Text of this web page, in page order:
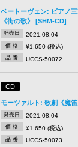
ベートーヴェン: ピアノ
《街の歌》 [SHM-CD]
発売日 2021.08.04
価 格 ¥1,650 (税込)
品 番 UCCS-50072
CD
モーツァルト: 歌劇《魔
発売日 2021.08.04
価 格 ¥1,650 (税込)
品 番 UCCS-50073